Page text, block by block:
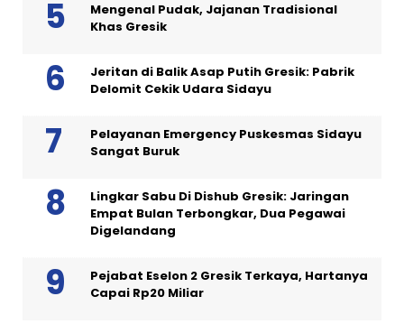
Mengenal Pudak, Jajanan Tradisional
Khas Gresik
Jeritan di Balik Asap Putih Gresik: Pabrik
Delomit Cekik Udara Sidayu
Pelayanan Emergency Puskesmas Sidayu
Sangat Buruk
Lingkar Sabu Di Dishub Gresik: Jaringan
Empat Bulan Terbongkar, Dua Pegawai
Digelandang
Pejabat Eselon 2 Gresik Terkaya, Hartanya
Capai Rp20 Miliar